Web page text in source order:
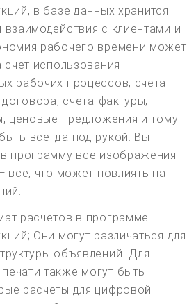
в базе данных хранится
с клиентами и
рабочего времени может
счет использования
рабочих процессов, счета-
счета-фактуры,
ценовые предложения и тому
всегда под рукой. Вы
программу все изображения
все, что может повлиять на
расчетов в программе
Они могут различаться для
объявлений. Для
также могут быть
расчеты для цифровой